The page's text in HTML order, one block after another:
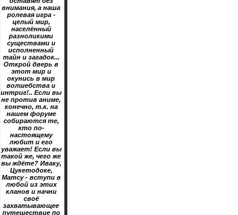
внимания, а наша
ролевая игра -
целый мир,
населённый
разноликими
существами и
исполненный
тайн и загадок...
Открой дверь в
этот мир и
окунись в мир
волшебства и
интриг!.. Если вы
не против аниме,
конечно, т.к. на
нашем форуме
собираются те,
кто по-
настоящему
любит и его
уважает! Если вы
такой же, чего же
вы ждёте? Иваку,
Цукетодоке,
Матсу - вступи в
любой из этих
кланов и начни
своё
захватывающее
путешествие по